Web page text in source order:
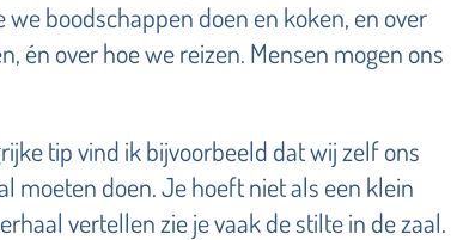
boodschappen doen en koken, en over
én over hoe we reizen. Mensen mogen ons
tip vind ik bijvoorbeeld dat wij zelf ons
moeten doen. Je hoeft niet als een klein
vertellen zie je vaak de stilte in de zaal.